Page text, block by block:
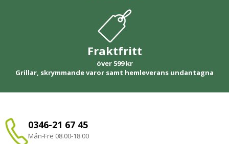
Fraktfritt
över 599 kr
Grillar, skrymmande varor samt hemleverans undantagna
0346-21 67 45
Mån-Fre 08.00-18.00